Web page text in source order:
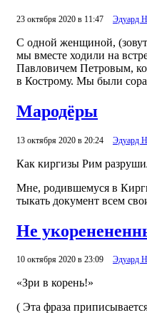
23 октября 2020 в 11:47 Эдуард
С одной женщиной,
мы вместе ходили на
Павловичем Петровым,
в Кострому. Мы были
Мародёры
13 октября 2020 в 20:24 Эдуард
Как киргизы Рим
Мне, родившемуся в
тыкать документ всем
Не
10 октября 2020 в 23:09 Эдуард
«Зри в корень!»
( Эта фраза